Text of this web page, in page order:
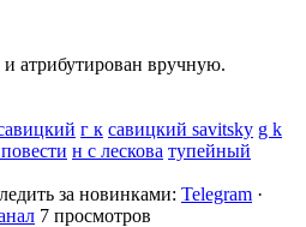
атрибутирован вручную.
г к савицкий savitsky g k
н с лескова тупейный
за новинками: Telegram ·
7 просмотров